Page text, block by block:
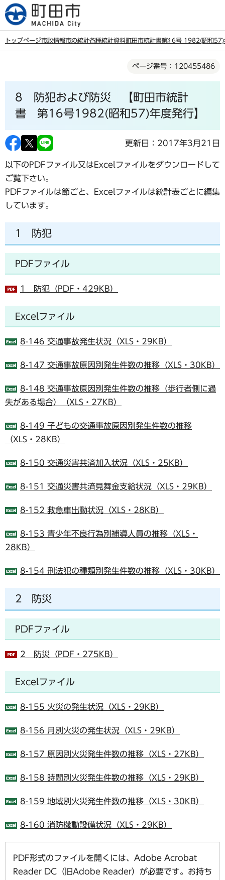
こ
の
トップページ市政情報市の統計各種統計資料町田市統計書第16号 1982(昭和57)
ページ番号：120455486
8 防犯および防災 【町田市統計
書 第16号1982(昭和57)年度発行】
更新日：2017年3月21日
以下のPDFファイル又はExcelファイルをダウンロードして
ご覧下さい。
PDFファイルは節ごと、Excelファイルは統計表ごとに編集
しています。
1 防犯
PDFファイル
1 防犯（PDF・429KB）
Excelファイル
8-146 交通事故発生状況（XLS・29KB）
8-147 交通事故原因別発生件数の推移（XLS・30KB）
8-148 交通事故原因別発生件数の推移（歩行者側に過
失がある場合）（XLS・27KB）
8-149 子どもの交通事故原因別発生件数の推移
（XLS・28KB）
8-150 交通災害共済加入状況（XLS・25KB）
8-151 交通災害共済見舞金支給状況（XLS・29KB）
8-152 救急車出動状況（XLS・28KB）
8-153 青少年不良行為別補導人員の推移（XLS・
28KB）
8-154 刑法犯の種類別発生件数の推移（XLS・30KB）
2 防災
PDFファイル
2 防災（PDF・275KB）
Excelファイル
8-155 火災の発生状況（XLS・29KB）
8-156 月別火災の発生状況（XLS・29KB）
8-157 原因別火災発生件数の推移（XLS・27KB）
8-158 時間別火災発生件数の推移（XLS・29KB）
8-159 地域別火災発生件数の推移（XLS・30KB）
8-160 消防機動設備状況（XLS・29KB）
PDF形式のファイルを開くには、Adobe Acrobat
Reader DC（旧Adobe Reader）が必要です。お持ち